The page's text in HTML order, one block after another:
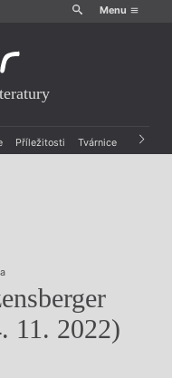
Menu
Příležitosti Tvárnice Archiv
11. 2022)